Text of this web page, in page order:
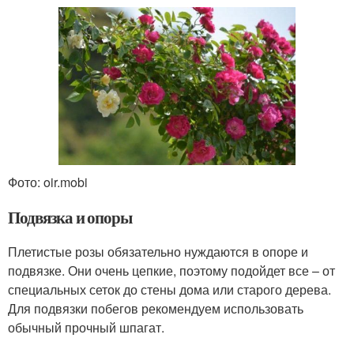
Фото: oir.mobi
Подвязка и опоры
Плетистые розы обязательно нуждаются в опоре и
подвязке. Они очень цепкие, поэтому подойдет все – от
специальных сеток до стены дома или старого дерева.
Для подвязки побегов рекомендуем использовать
обычный прочный шпагат.